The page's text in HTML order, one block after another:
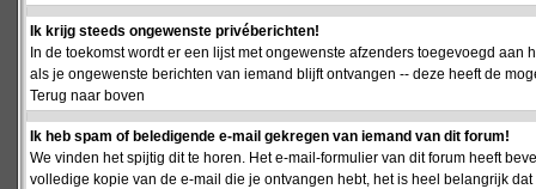
Ik krijg steeds ongewenste privéberichten!
In de toekomst wordt er een lijst met ongewenste afzenders toegevoegd
als je ongewenste berichten van iemand blijft ontvangen -- deze heeft de
Terug naar boven
Ik heb spam of beledigende e-mail gekregen van iemand van dit forum!
We vinden het spijtig dit te horen. Het e-mail-formulier van dit forum heeft
volledige kopie van de e-mail die je ontvangen hebt, het is heel belangrijk